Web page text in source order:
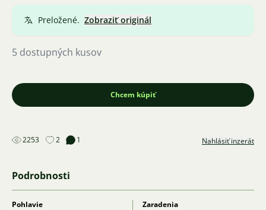
Preložené. Zobraziť originál
5 dostupných kusov
Chcem kúpiť
2253 2 1 Nahlásiť inzerát
Podrobnosti
Pohlavie
Zaradenia